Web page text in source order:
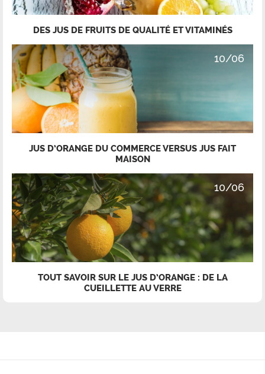
DES JUS DE FRUITS DE QUALITÉ ET VITAMINÉS
10/06
JUS D’ORANGE DU COMMERCE VERSUS JUS FAIT
MAISON
10/06
TOUT SAVOIR SUR LE JUS D’ORANGE : DE LA
CUEILLETTE AU VERRE